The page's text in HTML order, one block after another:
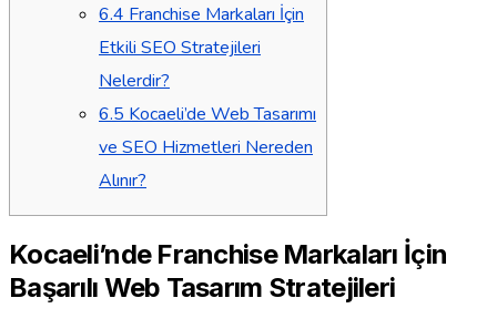
6.4 Franchise Markaları İçin
Etkili SEO Stratejileri
Nelerdir?
6.5 Kocaeli’de Web Tasarımı
ve SEO Hizmetleri Nereden
Alınır?
Kocaeli’nde Franchise Markaları İçin
Başarılı Web Tasarım Stratejileri